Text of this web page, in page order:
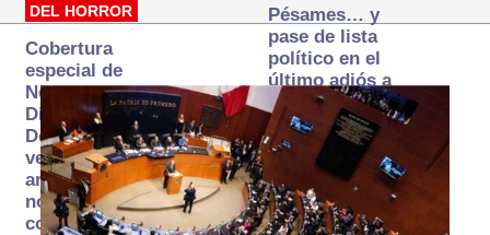
DEL HORROR
Cobertura
especial de
Norte
Digital:
Donde la
verdad
arde… pero
no se
consume
Pésames… y
pase de lista
político en el
último adiós a
Papá Grande